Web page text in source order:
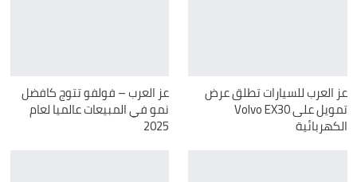
عز العرب للسيارات تطلق عرض
تمويل على Volvo EX30
الكهربائية
عز العرب – فولفو تتوج كافضل
نمو في المبيعات عالميا لعام
2025